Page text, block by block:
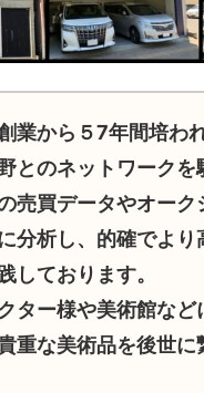
業から５7年間培わ
とのネットワークを
売買データやオーク
分析し、的確でより
しております。
ター様や美術館など
重な美術品を後世に